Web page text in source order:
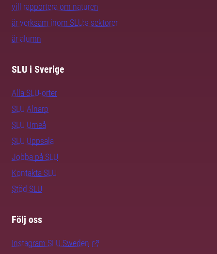
vill rapportera om naturen
är verksam inom SLU:s sektorer
är alumn
SLU i Sverige
Alla SLU-orter
SLU Alnarp
SLU Umeå
SLU Uppsala
Jobba på SLU
Kontakta SLU
Stöd SLU
Följ oss
Instagram SLU.Sweden